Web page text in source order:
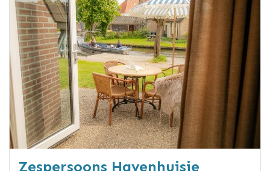
Zespersoons Havenhuisje